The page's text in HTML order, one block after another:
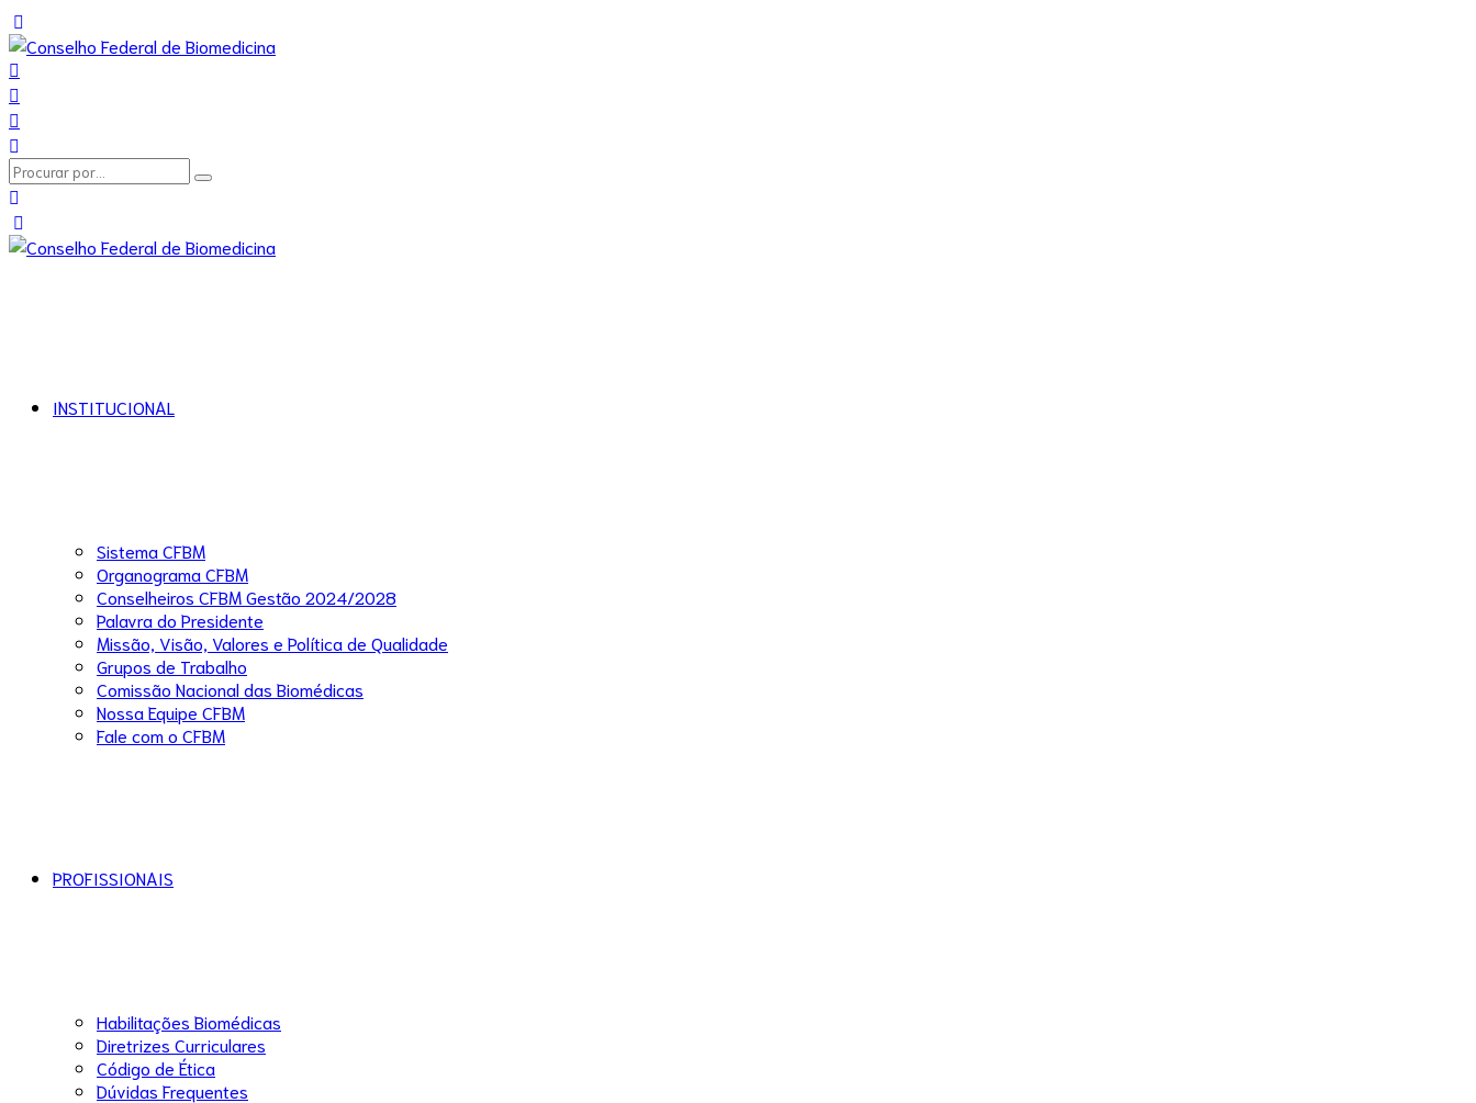
INSTITUCIONAL
Sistema CFBM
Organograma CFBM
Conselheiros CFBM Gestão 2024/2028
Palavra do Presidente
Missão, Visão, Valores e Política de Qualidade
Grupos de Trabalho
Comissão Nacional das Biomédicas
Nossa Equipe CFBM
Fale com o CFBM
PROFISSIONAIS
Habilitações Biomédicas
Diretrizes Curriculares
Código de Ética
Dúvidas Frequentes